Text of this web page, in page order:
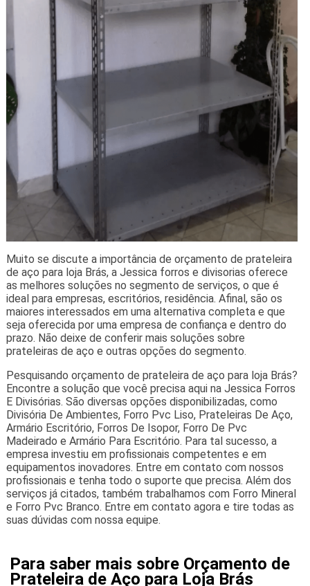
Muito se discute a importância de orçamento de prateleira
de aço para loja Brás, a Jessica forros e divisorias oferece
as melhores soluções no segmento de serviços, o que é
ideal para empresas, escritórios, residência. Afinal, são os
maiores interessados em uma alternativa completa e que
seja oferecida por uma empresa de confiança e dentro do
prazo. Não deixe de conferir mais soluções sobre
prateleiras de aço e outras opções do segmento.
Pesquisando orçamento de prateleira de aço para loja Brás?
Encontre a solução que você precisa aqui na Jessica Forros
E Divisórias. São diversas opções disponibilizadas, como
Divisória De Ambientes, Forro Pvc Liso, Prateleiras De Aço,
Armário Escritório, Forros De Isopor, Forro De Pvc
Madeirado e Armário Para Escritório. Para tal sucesso, a
empresa investiu em profissionais competentes e em
equipamentos inovadores. Entre em contato com nossos
profissionais e tenha todo o suporte que precisa. Além dos
serviços já citados, também trabalhamos com Forro Mineral
e Forro Pvc Branco. Entre em contato agora e tire todas as
suas dúvidas com nossa equipe.
Para saber mais sobre Orçamento de
Prateleira de Aço para Loja Brás